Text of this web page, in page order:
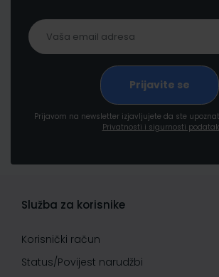
Prijavom na newsletter izjavljujete da ste
Privatnosti i sigurnosti
Služba za korisnike
Korisnički račun
Status/Povijest narudžbi